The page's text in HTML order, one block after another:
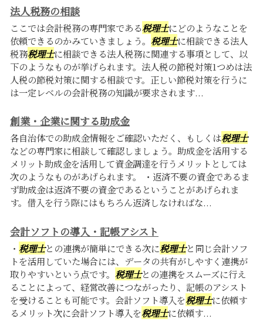
法人税務の相談
ここでは会計税務の専門家である税理士にどのようなことを
依頼できるのかみていきましょう。 税理士に相談できる法人
税務税理士に相談できる法人税務に関連する事項として、以
下のようなものが挙げられます。法人税の節税対策1つめは法
人税の節税対策に関する相談です。正しい節税対策を行うに
は一定レベルの会計税務の知識が要求されます...
創業・企業に関する助成金
各自治体での助成金情報をご確認いただく、もしくは税理士
などの専門家に相談して確認しましょう。助成金を活用する
メリット助成金を活用して資金調達を行うメリットとしては
次のようなものがあげられます。 ・返済不要の資金であるま
ず助成金は返済不要の資金であるということがあげられま
す。借入を行う際にはもちろん返済しなければな...
会計ソフトの導入・記帳アシスト
・ 税理士との連携が簡単にできる次に税理士と同じ会計ソフ
トを活用していた場合には、データの共有がしやすく連携が
取りやすいという点です。 税理士との連携をスムーズに行え
ることによって、経営改善につながったり、記帳のアシスト
を受けることも可能です。会計ソフト導入を税理士に依頼す
るメリット次に会計ソフト導入を税理士に依頼す...